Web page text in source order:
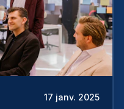
17 janv. 2025